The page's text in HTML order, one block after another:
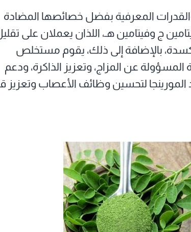
المعرفية بفضل خصائصها المضادة
ج وفيتامين هـ، اللذان يعملان على
بالإضافة إلى ذلك، يقوم مستخلص
عن المزاج، وتعزيز الذاكرة، ودعم
لتحسين وظائف الأعصاب وتعزيز